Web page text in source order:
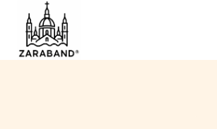
contenido